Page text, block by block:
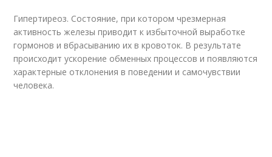
Гипертиреоз. Состояние, при котором чрезмерная
активность железы приводит к избыточной выработке
гормонов и вбрасыванию их в кровоток. В результате
происходит ускорение обменных процессов и появляются
характерные отклонения в поведении и самочувствии
человека.